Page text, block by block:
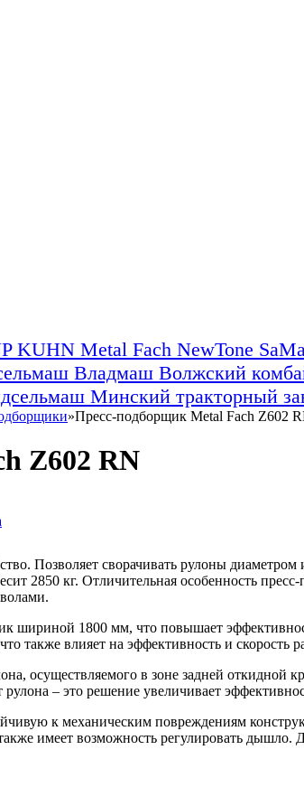
KUHN Metal Fach NewTone
Владмаш Волжский
Минский тракторный
»Пресс-подборщик Metal Fach Z602
Z602 RN
Позволяет сворачивать рулоны
2850 кг. Отличительная особенность
шириной 1800 мм, что повышает
также влияет на эффективность и
осуществляемого в зоне задней откидной
– это решение увеличивает
к механическим повреждениям
имеет возможность регулировать